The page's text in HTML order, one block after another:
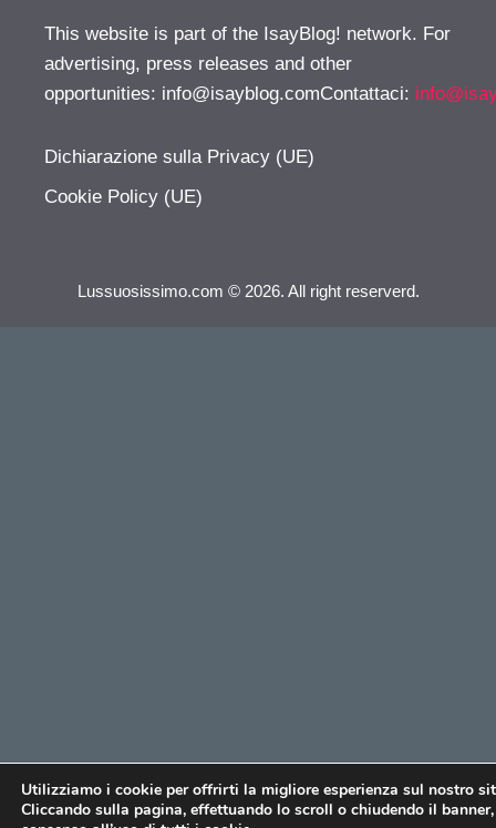
This website is part of the IsayBlog! network. For
advertising, press releases and other
opportunities: info@isayblog.comContattaci:
Dichiarazione sulla Privacy (UE)
Cookie Policy (UE)
Lussuosissimo.com © 2026. All right reserverd.
Utilizziamo i cookie per offrirti la migliore esperienza sul nostro
Cliccando sulla pagina, effettuando lo scroll o chiudendo il